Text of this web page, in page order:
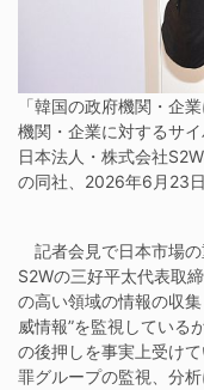
「韓国の政府機関・企
機関・企業に対するサ
日本法人・株式会社
の同社、2026年6月23日
記者会見で日本市場
S2Wの三好平太代表取
の高い領域の情報の収
威情報”を監視している
の後押しを事実上受け
罪グループの監視、分